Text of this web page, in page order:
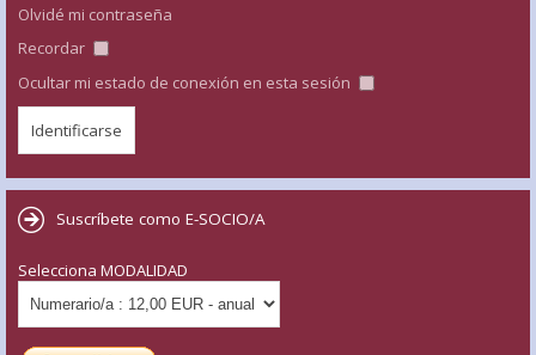
Olvidé mi contraseña
Recordar
Ocultar mi estado de conexión en esta sesión
Suscríbete como E-SOCIO/A
Selecciona MODALIDAD